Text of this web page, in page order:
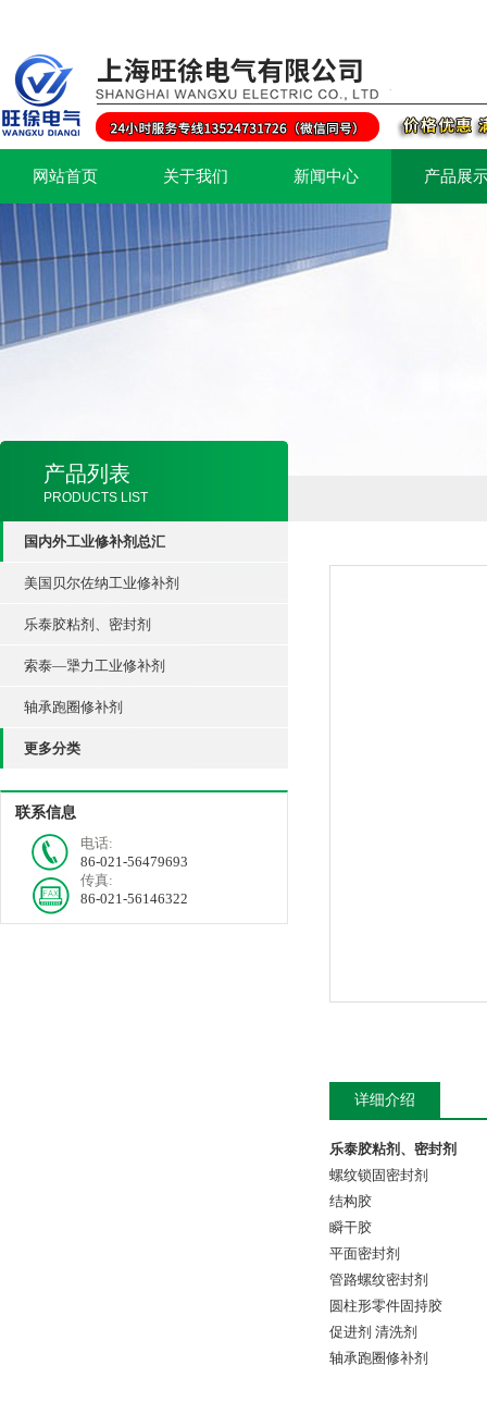
网站首页 关于我们 新闻中心 产品展
产品列表
PRODUCTS LIST
国内外工业修补剂总汇
美国贝尔佐纳工业修补剂
乐泰胶粘剂、密封剂
索泰—犟力工业修补剂
轴承跑圈修补剂
更多分类
联系信息
电话:
86-021-56479693
传真:
86-021-56146322
详细介绍
乐泰胶粘剂、密封剂
螺纹锁固密封剂
结构胶
瞬干胶
平面密封剂
管路螺纹密封剂
圆柱形零件固持胶
促进剂 清洗剂
轴承跑圈修补剂